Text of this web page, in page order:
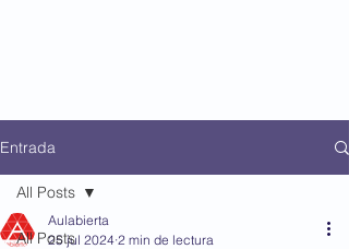
Entrada
All Posts
All Posts
Aulabierta
25 jul 2024 2 min de lectura